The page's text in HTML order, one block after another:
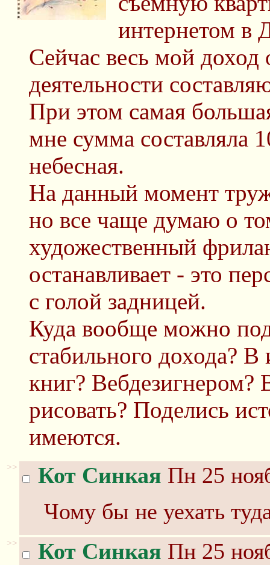
интернетом в
Сейчас весь мой доход
деятельности
При этом самая
мне сумма составляла
небесная.
На данный момент
но все чаще думаю о
художественный
останавливает - это
с голой задницей.
Куда вообще можно
стабильного дохода? В
книг? Вебдезигнером?
рисовать? Поделись
имеются.
>> Кот Синкая Пн 25
Чому бы не уехать
>> Кот Синкая Пн 25